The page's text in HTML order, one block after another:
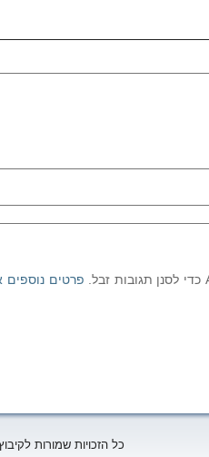
פרטים נוספים
כל הזכויות שמורות